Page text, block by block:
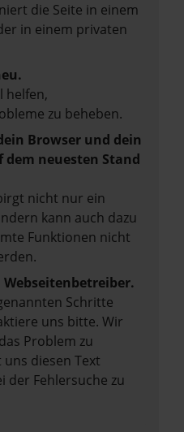
die Seite in einem
in einem privaten
helfen,
zu beheben.
Browser und dein
dem neuesten Stand
nicht nur ein
kann auch dazu
Funktionen nicht
Schritte
uns bitte. Wir
Problem zu
diesen Text
der Fehlersuche zu